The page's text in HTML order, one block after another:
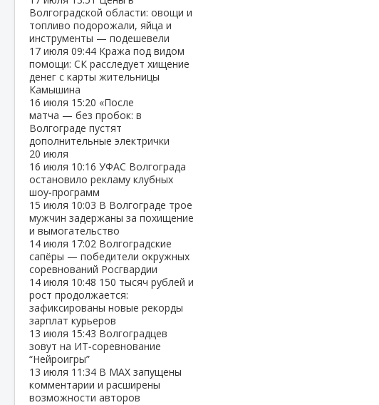
Волгоградской области: овощи и
топливо подорожали, яйца и
инструменты — подешевели
17 июля 09:44 Кража под видом
помощи: СК расследует хищение
денег с карты жительницы
Камышина
16 июля 15:20 «После
матча — без пробок: в
Волгограде пустят
дополнительные электрички
20 июля
16 июля 10:16 УФАС Волгограда
остановило рекламу клубных
шоу‑программ
15 июля 10:03 В Волгограде трое
мужчин задержаны за похищение
и вымогательство
14 июля 17:02 Волгоградские
сапёры — победители окружных
соревнований Росгвардии
14 июля 10:48 150 тысяч рублей и
рост продолжается:
зафиксированы новые рекорды
зарплат курьеров
13 июля 15:43 Волгоградцев
зовут на ИТ‑соревнование
“Нейроигры”
13 июля 11:34 В МАХ запущены
комментарии и расширены
возможности авторов